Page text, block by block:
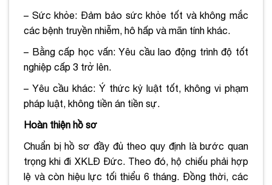
– Sức khỏe: Đảm bảo sức khỏe tốt và không mắc
các bệnh truyền nhiễm, hô hấp và mãn tính khác.
– Bằng cấp học vấn: Yêu cầu lao động trình độ tốt
nghiệp cấp 3 trở lên.
– Yêu cầu khác: Ý thức kỷ luật tốt, không vi phạm
pháp luật, không tiền án tiền sự.
Hoàn thiện hồ sơ
Chuẩn bị hồ sơ đầy đủ theo quy định là bước quan
trọng khi đi XKLĐ Đức. Theo đó, hộ chiếu phải hợp
lệ và còn hiệu lực tối thiểu 6 tháng. Đồng thời, các